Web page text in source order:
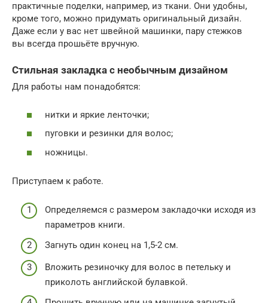
практичные поделки, например, из ткани. Они удобны,
кроме того, можно придумать оригинальный дизайн.
Даже если у вас нет швейной машинки, пару стежков
вы всегда прошьёте вручную.
Стильная закладка с необычным дизайном
Для работы нам понадобятся:
нитки и яркие ленточки;
пуговки и резинки для волос;
ножницы.
Приступаем к работе.
Определяемся с размером закладочки исходя из
параметров книги.
Загнуть один конец на 1,5-2 см.
Вложить резиночку для волос в петельку и
приколоть английской булавкой.